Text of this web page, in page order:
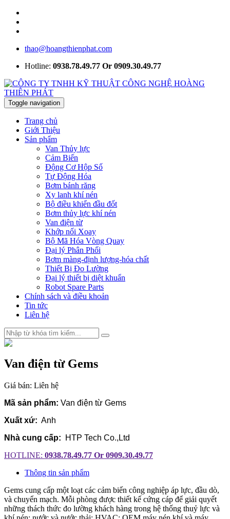
thao@hoangthienphat.com
Hotline: 0938.78.49.77 Or 0909.30.49.77
Toggle navigation
Trang chủ
Giới Thiệu
Sản phẩm
Van Thủy lực
Cảm Biến
Động Cơ Hộp Số
Tự Động Hóa
Bơm bánh răng
Xy lanh khí nén
Bộ điều khiển đầu đốt
Bơm thủy lực khí nén
Van điện từ
Khớp nối Xoay
Bộ Mã Hóa Vòng Quay
Đại lý Phân Phối
Bơm màng-định lượng-hóa chất
Thiết Bị Đo Lường
Đại lý thiết bị diệt khuẩn
Robot Spare Parts
Chính sách và điều khoản
Tin tức
Liên hệ
Van điện từ Gems
Giá bán: Liên hệ
Mã sản phẩm: Van điện từ Gems
Xuất xứ: Anh
Nhà cung cấp: HTP Tech Co.,Ltd
HOTLINE: 0938.78.49.77 Or 0909.30.49.77
Thông tin sản phẩm
Gems cung cấp một loạt các cảm biến công nghiệp áp lực, đầu dò,
và chuyển mạch. Mỗi phòng được thiết kế cứng cáp để giải quyết
những thách thức đo lường khách hàng trong hệ thống thuỷ lực và